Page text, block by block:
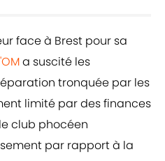
face à Brest pour sa
a suscité les
tronquée par les
limité par des finances
club phocéen
par rapport à la